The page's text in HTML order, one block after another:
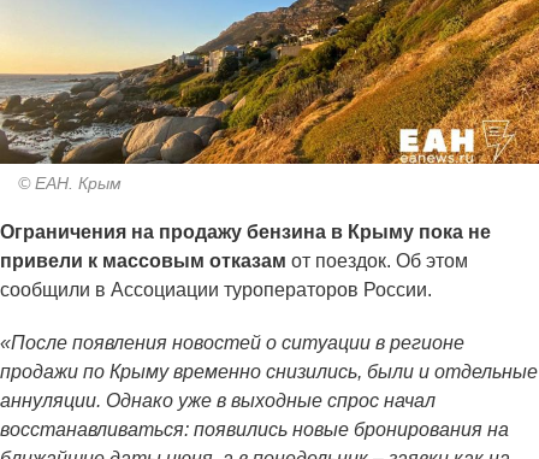
© ЕАН. Крым
Ограничения на продажу бензина в Крыму пока не
привели к массовым отказам от поездок. Об этом
сообщили в Ассоциации туроператоров России.
«После появления новостей о ситуации в регионе
продажи по Крыму временно снизились, были и отдельные
аннуляции. Однако уже в выходные спрос начал
восстанавливаться: появились новые бронирования на